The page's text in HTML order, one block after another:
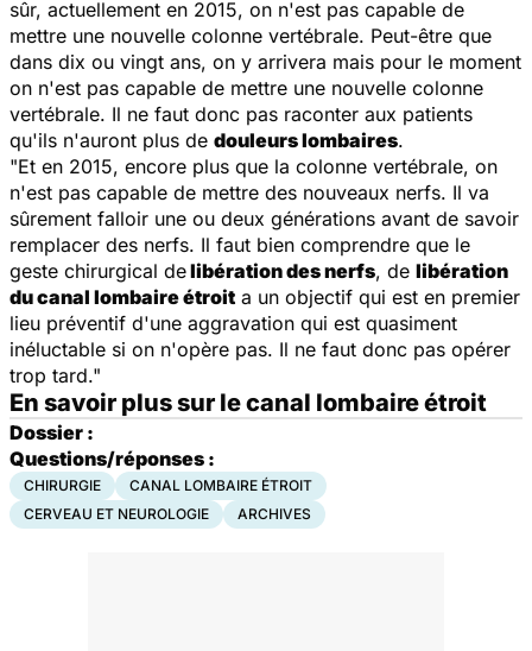
sûr, actuellement en 2015, on n'est pas capable de
mettre une nouvelle colonne vertébrale. Peut-être que
dans dix ou vingt ans, on y arrivera mais pour le moment
on n'est pas capable de mettre une nouvelle colonne
vertébrale. Il ne faut donc pas raconter aux patients
qu'ils n'auront plus de douleurs lombaires.
"Et en 2015, encore plus que la colonne vertébrale, on
n'est pas capable de mettre des nouveaux nerfs. Il va
sûrement falloir une ou deux générations avant de savoir
remplacer des nerfs. Il faut bien comprendre que le
geste chirurgical delibération des nerfs, de libération
du canal lombaire étroit a un objectif qui est en premier
lieu préventif d'une aggravation qui est quasiment
inéluctable si on n'opère pas. Il ne faut donc pas opérer
trop tard."
En savoir plus sur le canal lombaire étroit
Dossier :
Questions/réponses :
CHIRURGIE
CANAL LOMBAIRE ÉTROIT
CERVEAU ET NEUROLOGIE
ARCHIVES